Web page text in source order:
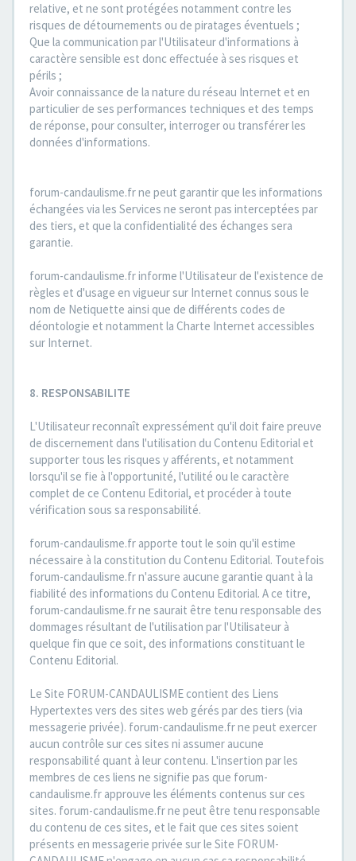
relative, et ne sont protégées notamment contre les
risques de détournements ou de piratages éventuels ;
Que la communication par l'Utilisateur d'informations à
caractère sensible est donc effectuée à ses risques et
périls ;
Avoir connaissance de la nature du réseau Internet et en
particulier de ses performances techniques et des temps
de réponse, pour consulter, interroger ou transférer les
données d'informations.
forum-candaulisme.fr ne peut garantir que les informations
échangées via les Services ne seront pas interceptées par
des tiers, et que la confidentialité des échanges sera
garantie.
forum-candaulisme.fr informe l'Utilisateur de l'existence de
règles et d'usage en vigueur sur Internet connus sous le
nom de Netiquette ainsi que de différents codes de
déontologie et notamment la Charte Internet accessibles
sur Internet.
8. RESPONSABILITE
L'Utilisateur reconnaît expressément qu'il doit faire preuve
de discernement dans l'utilisation du Contenu Editorial et
supporter tous les risques y afférents, et notamment
lorsqu'il se fie à l'opportunité, l'utilité ou le caractère
complet de ce Contenu Editorial, et procéder à toute
vérification sous sa responsabilité.
forum-candaulisme.fr apporte tout le soin qu'il estime
nécessaire à la constitution du Contenu Editorial. Toutefois
forum-candaulisme.fr n'assure aucune garantie quant à la
fiabilité des informations du Contenu Editorial. A ce titre,
forum-candaulisme.fr ne saurait être tenu responsable des
dommages résultant de l'utilisation par l'Utilisateur à
quelque fin que ce soit, des informations constituant le
Contenu Editorial.
Le Site FORUM-CANDAULISME contient des Liens
Hypertextes vers des sites web gérés par des tiers (via
messagerie privée). forum-candaulisme.fr ne peut exercer
aucun contrôle sur ces sites ni assumer aucune
responsabilité quant à leur contenu. L'insertion par les
membres de ces liens ne signifie pas que forum-
candaulisme.fr approuve les éléments contenus sur ces
sites. forum-candaulisme.fr ne peut être tenu responsable
du contenu de ces sites, et le fait que ces sites soient
présents en messagerie privée sur le Site FORUM-